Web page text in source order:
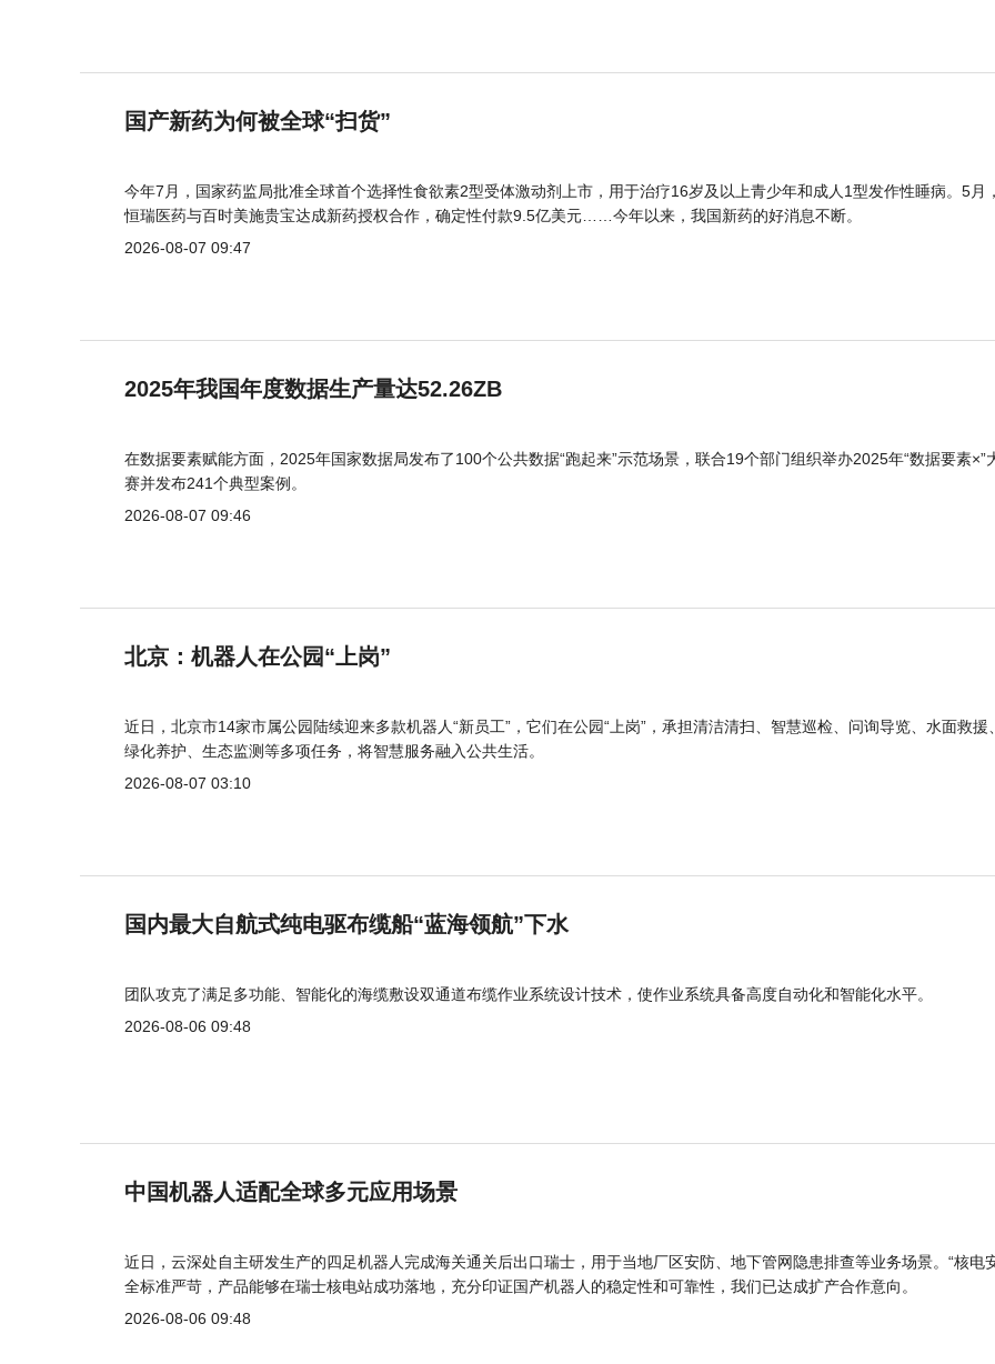
国产新药为何被全球“扫货”
今年7月，国家药监局批准全球首个选择性食欲素2型受体激动剂上市，用于治疗16岁及以上青少年和成人1型发作性睡病。5月
恒瑞医药与百时美施贵宝达成新药授权合作，确定性付款9.5亿美元……今年以来，我国新药的好消息不断。
2026-08-07 09:47
2025年我国年度数据生产量达52.26ZB
在数据要素赋能方面，2025年国家数据局发布了100个公共数据“跑起来”示范场景，联合19个部门组织举办2025年“数据要素×”
赛并发布241个典型案例。
2026-08-07 09:46
北京：机器人在公园“上岗”
近日，北京市14家市属公园陆续迎来多款机器人“新员工”，它们在公园“上岗”，承担清洁清扫、智慧巡检、问询导览、水面救援
绿化养护、生态监测等多项任务，将智慧服务融入公共生活。
2026-08-07 03:10
国内最大自航式纯电驱布缆船“蓝海领航”下水
团队攻克了满足多功能、智能化的海缆敷设双通道布缆作业系统设计技术，使作业系统具备高度自动化和智能化水平。
2026-08-06 09:48
中国机器人适配全球多元应用场景
近日，云深处自主研发生产的四足机器人完成海关通关后出口瑞士，用于当地厂区安防、地下管网隐患排查等业务场景。“核电
全标准严苛，产品能够在瑞士核电站成功落地，充分印证国产机器人的稳定性和可靠性，我们已达成扩产合作意向。
2026-08-06 09:48